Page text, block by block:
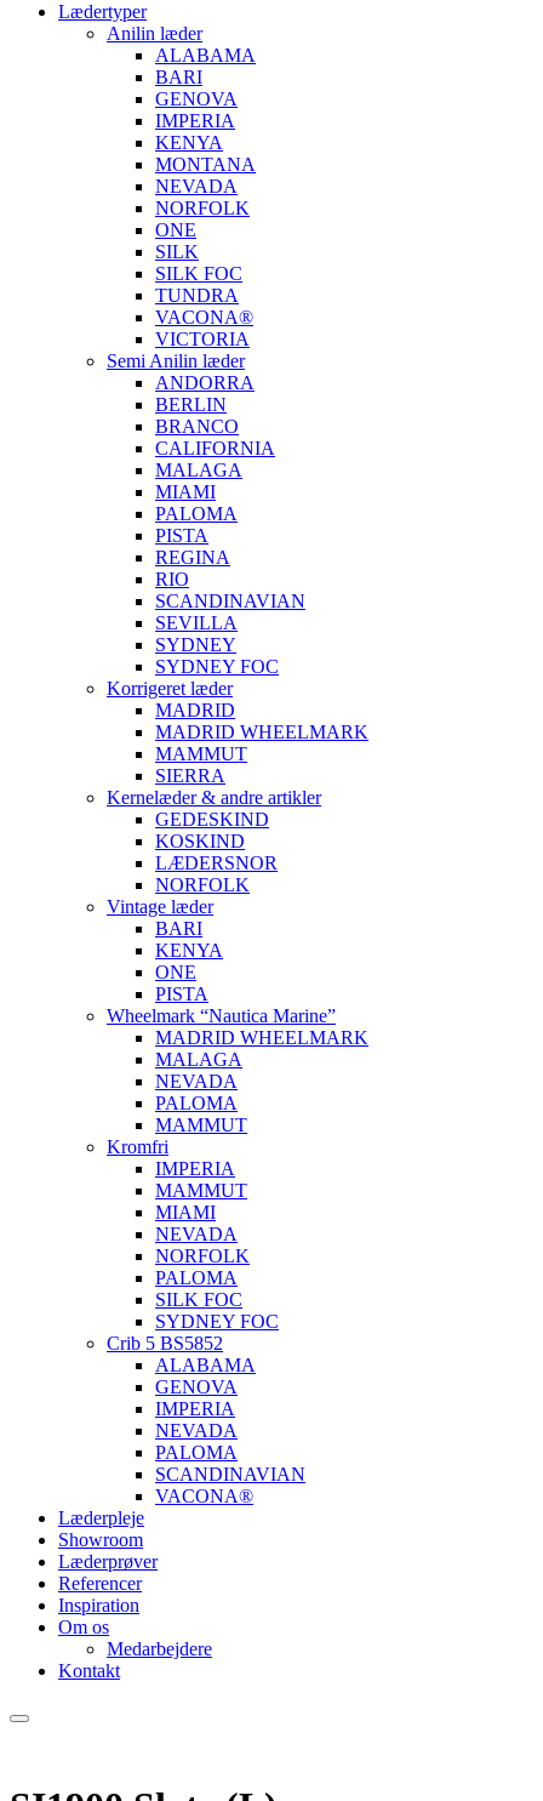
Lædertyper
Anilin læder
ALABAMA
BARI
GENOVA
IMPERIA
KENYA
MONTANA
NEVADA
NORFOLK
ONE
SILK
SILK FOC
TUNDRA
VACONA®
VICTORIA
Semi Anilin læder
ANDORRA
BERLIN
BRANCO
CALIFORNIA
MALAGA
MIAMI
PALOMA
PISTA
REGINA
RIO
SCANDINAVIAN
SEVILLA
SYDNEY
SYDNEY FOC
Korrigeret læder
MADRID
MADRID WHEELMARK
MAMMUT
SIERRA
Kernelæder & andre artikler
GEDESKIND
KOSKIND
LÆDERSNOR
NORFOLK
Vintage læder
BARI
KENYA
ONE
PISTA
Wheelmark “Nautica Marine”
MADRID WHEELMARK
MALAGA
NEVADA
PALOMA
MAMMUT
Kromfri
IMPERIA
MAMMUT
MIAMI
NEVADA
NORFOLK
PALOMA
SILK FOC
SYDNEY FOC
Crib 5 BS5852
ALABAMA
GENOVA
IMPERIA
NEVADA
PALOMA
SCANDINAVIAN
VACONA®
Læderpleje
Showroom
Læderprøver
Referencer
Inspiration
Om os
Medarbejdere
Kontakt